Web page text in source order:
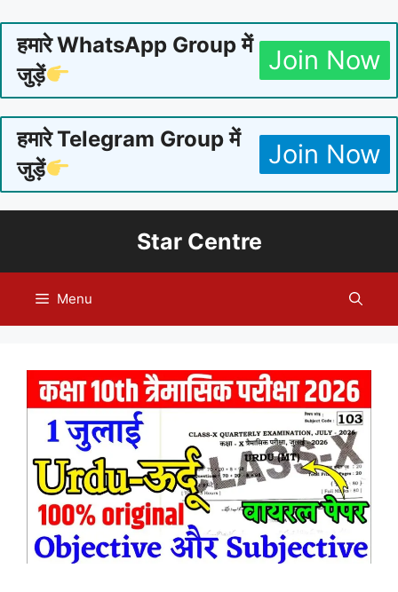
हमारे WhatsApp Group में
जुड़ें
Join Now
हमारे Telegram Group में
जुड़ें
Join Now
Star Centre
Menu